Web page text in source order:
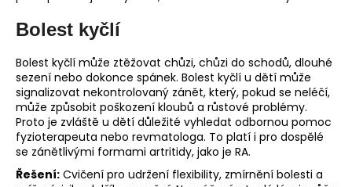
Bolest kyčlí
Bolest kyčlí může ztěžovat chůzi, chůzi do schodů, dlouhé
sezení nebo dokonce spánek. Bolest kyčlí u dětí může
signalizovat nekontrolovaný zánět, který, pokud se neléčí,
může způsobit poškození kloubů a růstové problémy.
Proto je zvláště u dětí důležité vyhledat odbornou pomoc
fyzioterapeuta nebo revmatologa. To platí i pro dospělé
se zánětlivými formami artritidy, jako je RA.
Řešení: Cvičení pro udržení flexibility, zmírnění bolesti a